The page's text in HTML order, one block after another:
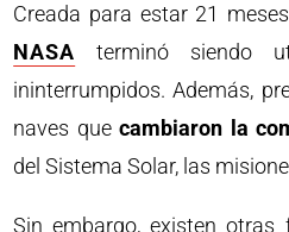
Creada para estar 21
NASA terminó siendo
ininterrumpidos. Además,
naves quecambiaron la
del Sistema Solar, las
Sin embargo, existen